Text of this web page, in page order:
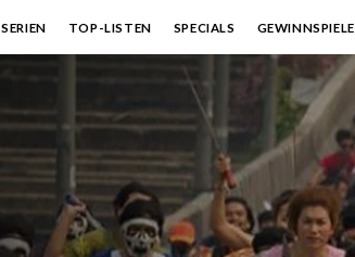
SERIEN TOP-LISTEN SPECIALS GEWINNSPIELE